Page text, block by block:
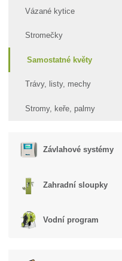
Vázané kytice
Stromečky
Samostatné květy
Trávy, listy, mechy
Stromy, keře, palmy
Závlahové systémy
Zahradní sloupky
Vodní program